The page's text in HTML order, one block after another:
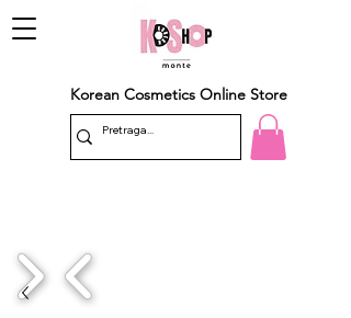
Korean Cosmetics Online Store